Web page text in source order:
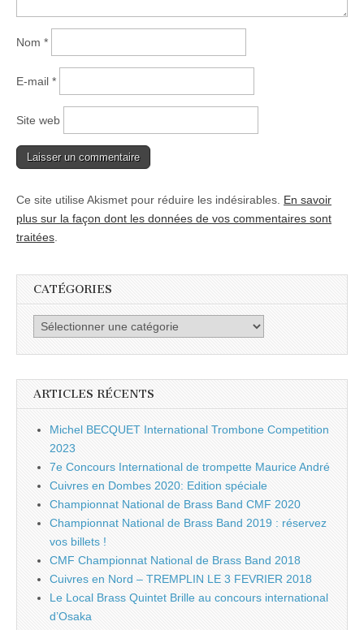
Nom *
E-mail *
Site web
Ce site utilise Akismet pour réduire les indésirables. En savoir
plus sur la façon dont les données de vos commentaires sont
traitées
CATÉGORIES
Catégories
ARTICLES RÉCENTS
Michel BECQUET International Trombone Competition
2023
7e Concours International de trompette Maurice André
Cuivres en Dombes 2020: Edition spéciale
Championnat National de Brass Band CMF 2020
Championnat National de Brass Band 2019 : réservez
vos billets !
CMF Championnat National de Brass Band 2018
Cuivres en Nord – TREMPLIN LE 3 FEVRIER 2018
Le Local Brass Quintet Brille au concours international
d’Osaka